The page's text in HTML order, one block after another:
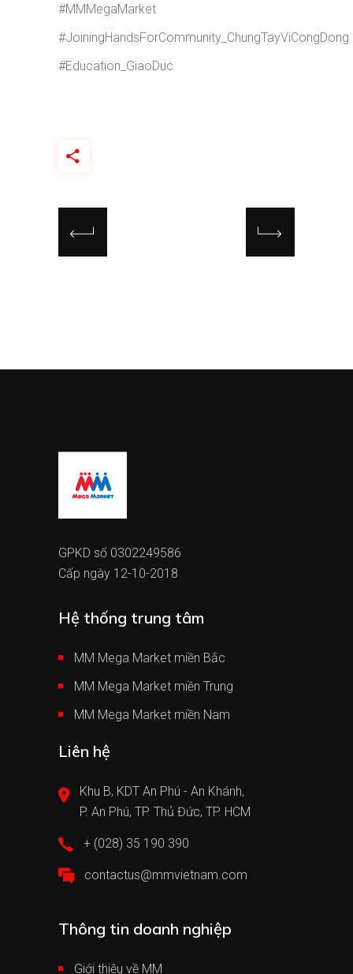
#MMMegaMarket
#JoiningHandsForCommunity_ChungTayViCongDong
#Education_GiaoDuc
GPKD số 0302249586
Cấp ngày 12-10-2018
Hệ thống trung tâm
MM Mega Market miền Bắc
MM Mega Market miền Trung
MM Mega Market miền Nam
Liên hệ
Khu B, KDT An Phú - An Khánh,
P. An Phú, TP. Thủ Đức, TP. HCM
+ (028) 35 190 390
contactus@mmvietnam.com
Thông tin doanh nghiệp
Giới thiệu về MM